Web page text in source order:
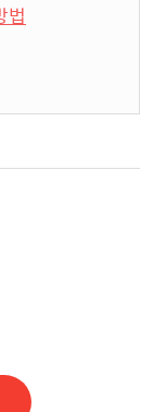
법